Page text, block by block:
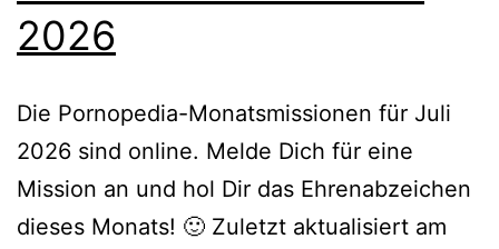
2026
Die Pornopedia-Monatsmissionen für Juli
2026 sind online. Melde Dich für eine
Mission an und hol Dir das Ehrenabzeichen
dieses Monats! 🙂 Zuletzt aktualisiert am